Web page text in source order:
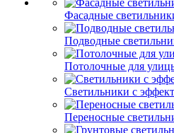
Фасадные
Подводные
Потолочные для
Светильники с
Переносные